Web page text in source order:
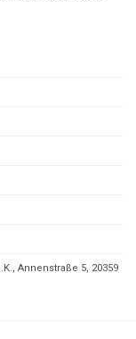
Annenstraße 5, 20359